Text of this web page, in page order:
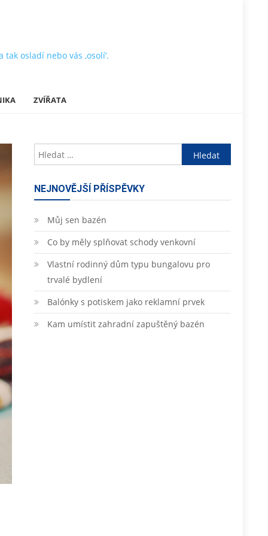
osladí nebo vás ‚osolí‘.
ZVÍŘATA
Vyhledávání
NEJNOVĚJŠÍ PŘÍSPĚVKY
Můj sen bazén
Co by měly splňovat schody venkovní
Vlastní rodinný dům typu bungalovu pro
trvalé bydlení
Balónky s potiskem jako reklamní prvek
Kam umístit zahradní zapuštěný bazén